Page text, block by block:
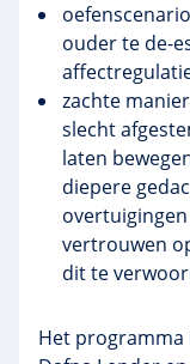
ouder te de-
zachte
slecht
laten
diepere
vertrouwen
dit te
Het programma